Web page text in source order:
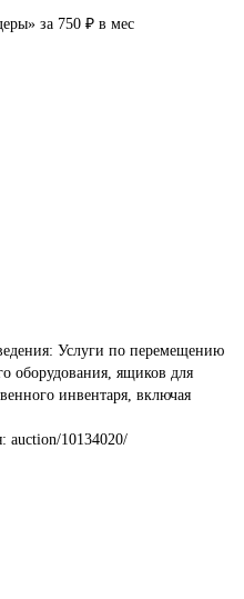
за 750 ₽ в мес
Услуги по перемещению
оборудования, ящиков для
инвентаря, включая
auction/10134020/